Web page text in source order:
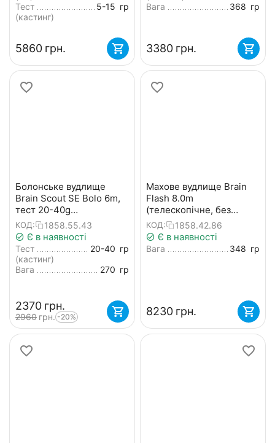
Тест
(кастинг)
5-15 гр
‍5860‍ грн.
Вага
368 гр
‍3380‍ грн.
Болонське вудлище
Brain Scout SE Bolo 6m,
тест 20-40g
(телескопічне, з
кільцями) + чохол та
захист на кільця
КОД: 1858.55.43
Є в наявності
Тест
(кастинг)
20-40 гр
Вага
270 гр
‍2370‍ грн.
‍2960‍ грн. -20%
Махове вудлище Brain
Flash 8.0m
(телескопічне, без
кілець) + чохол
КОД: 1858.42.86
Є в наявності
Вага 348 гр
‍8230‍ грн.